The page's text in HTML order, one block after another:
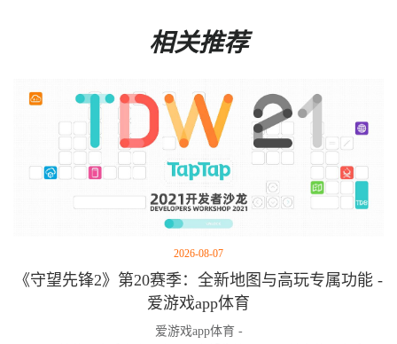
相关推荐
2026-08-07
《守望先锋2》第20赛季：全新地图与高玩专属功能 -
爱游戏app体育
爱游戏app体育 -